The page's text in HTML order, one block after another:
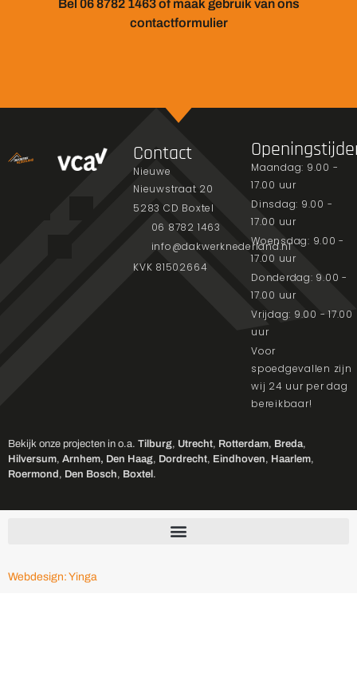
Bel 06 8782 1463 of maak gebruik van ons
contactformulier
Contact
Nieuwe
Nieuwstraat 20
5283 CD Boxtel
06 8782 1463
info@dakwerknederland.nl
KVK 81502664
Maandag: 9.00 -
17.00 uur
Dinsdag: 9.00 -
17.00 uur
Woensdag: 9.00 -
17.00 uur
Donderdag: 9.00 -
17.00 uur
Vrijdag: 9.00 - 17.00
uur
Voor
spoedgevallen zijn
wij 24 uur per dag
bereikbaar!
Bekijk onze projecten in o.a. Tilburg, Utrecht, Rotterdam, Breda,
Hilversum, Arnhem, Den Haag, Dordrecht, Eindhoven, Haarlem,
Roermond , Den Bosch, Boxtel .
Webdesign: Yinga